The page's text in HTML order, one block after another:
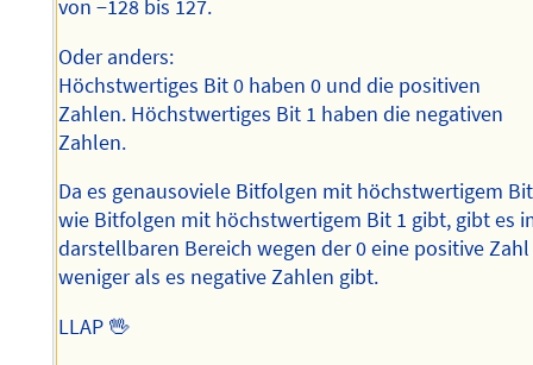
von −128 bis 127.
Oder anders:
Höchstwertiges Bit 0 haben 0 und die positiven
Zahlen. Höchstwertiges Bit 1 haben die negativen
Zahlen.
Da es genausoviele Bitfolgen mit höchstwertigem
wie Bitfolgen mit höchstwertigem Bit 1 gibt, gibt es
darstellbaren Bereich wegen der 0 eine positive Zahl
weniger als es negative Zahlen gibt.
LLAP 🖖